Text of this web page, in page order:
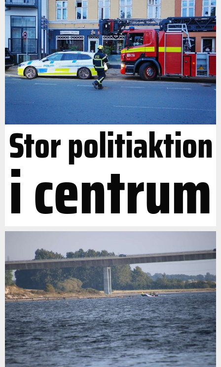
Stor politiaktion
i centrum